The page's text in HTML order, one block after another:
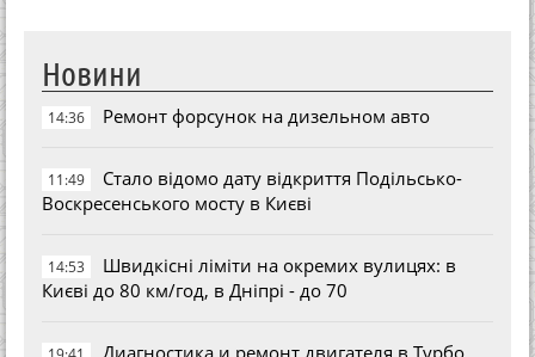
Новини
14:36 Ремонт форсунок на дизельном авто
11:49
Стало відомо дату відкриття Подільсько-
Воскресенського мосту в Києві
14:53
Швидкісні ліміти на окремих вулицях: в
Києві до 80 км/год, в Дніпрі - до 70